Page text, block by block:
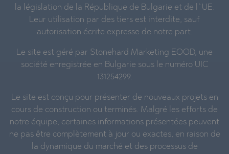
la législation de la République de Bulgarie et de l`UE.
Leur utilisation par des tiers est interdite, sauf
autorisation écrite expresse de notre part.
Le site est géré par Stonehard Marketing EOOD, une
société enregistrée en Bulgarie sous le numéro UIC
131254299.
Le site est conçu pour présenter de nouveaux projets en
cours de construction ou terminés. Malgré les efforts de
notre équipe, certaines informations présentées peuvent
ne pas être complètement à jour ou exactes, en raison de
la dynamique du marché et des processus de